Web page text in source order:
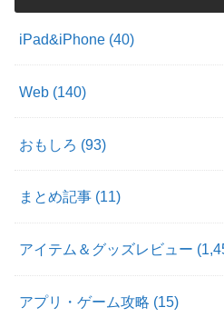
iPad&iPhone (40)
Web (140)
おもしろ (93)
まとめ記事 (11)
アイテム＆グッズレビュー
アプリ・ゲーム攻略 (15)